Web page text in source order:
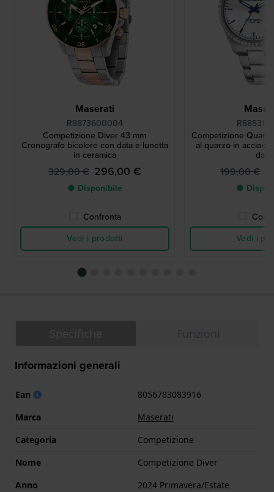
Maserati
R8873600004
Competizione Diver 43 mm
Cronografo bicolore con data e lunetta
in ceramica
329,00 € 296,00 €
● Disponibile
Confronta
Vedi i prodotti
Competizione
al quarzo in acciaio
data
199,00 €
●
Vedi i
Informazioni generali
Ean
8056783083916
Marca
Maserati
Categoria
Competizione
Nome
Competizione Diver
Anno
2024 Primavera/Estate